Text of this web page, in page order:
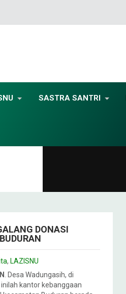
SASTRA SANTRI
DONASI
, LAZISNU
. Desa Wadungasih, di
kantor kebanggaan